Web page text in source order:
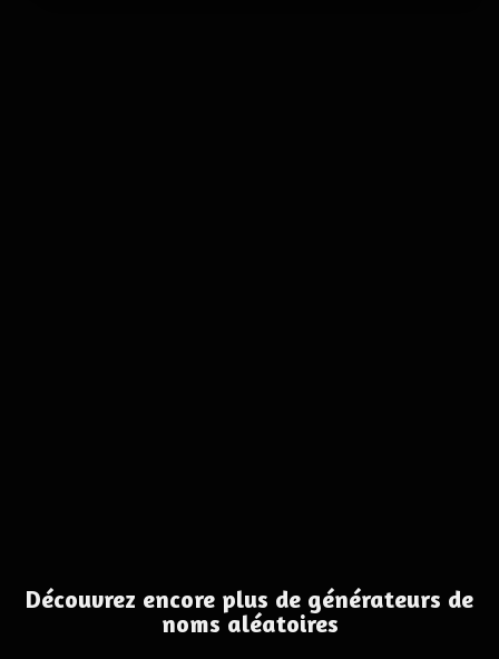
Découvrez encore plus de générateurs de
noms aléatoires